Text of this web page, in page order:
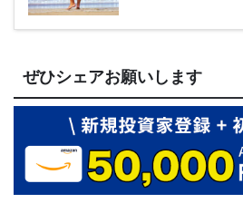
ぜひシェアお願いします